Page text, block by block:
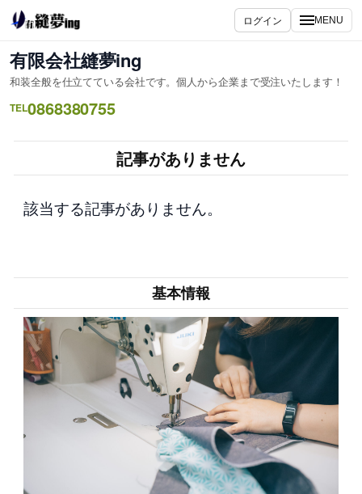
内
容
を
ス
キ
ッ
ログイン MENU
有限会社縫夢ing
和装全般を仕立てている会社です。個人から企業まで受注いたします！
TEL0868380755
記事がありません
該当する記事がありません。
基本情報